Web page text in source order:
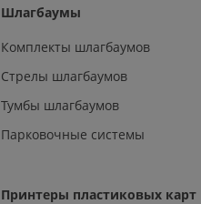
Шлагбаумы
Комплекты шлагбаумов
Стрелы шлагбаумов
Тумбы шлагбаумов
Парковочные системы
Принтеры пластиковых карт